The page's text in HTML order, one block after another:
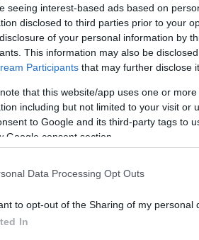
seeing interest-based ads based on
disclosed to third parties prior to your
of your personal information by
This information may also be
Participants that may further disclose
that this website/app uses one or
including but not limited to your visit or
to Google and its third-party tags to
Google consent section.
Data Processing Opt Outs
to opt-out of the Sharing of my personal
In